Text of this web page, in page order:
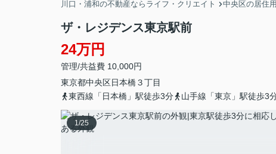
川口・浦和の不動産ならライフ・クリエイト 中央区の居住
ザ・レジデンス東京駅前
24万円
管理/共益費 10,000円
東京都中央区日本橋３丁目
東西線「日本橋」駅徒歩3分
山手線「東京」駅徒歩3
1 /25